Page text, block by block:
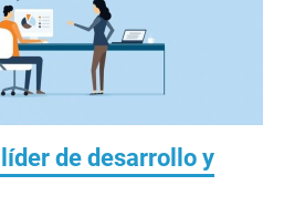
de desarrollo y